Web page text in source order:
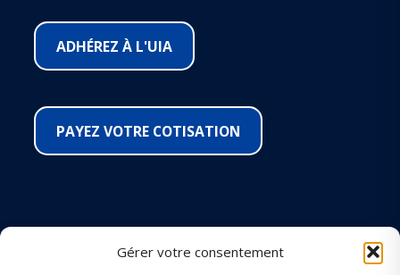
Gérer votre consentement
ADHÉREZ À L'UIA
PAYEZ VOTRE COTISATION
SUIVEZ-NOUS SUR LES RÉSEAUX